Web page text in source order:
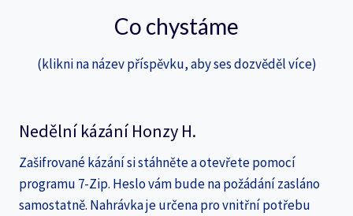
Co chystáme
(klikni na název příspěvku, aby ses dozvěděl více)
Nedělní kázání Honzy H.
Zašifrované kázání si stáhněte a otevřete pomocí
programu 7-Zip. Heslo vám bude na požádání zasláno
samostatně. Nahrávka je určena pro vnitřní potřebu